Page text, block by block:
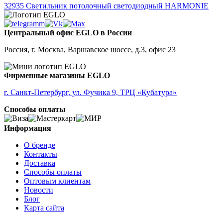
32935 Светильник потолочный светодиодный HARMONIE
Центральный офис EGLO в России
Россия, г. Москва, Варшавское шоссе, д.3, офис 23
Фирменные магазины EGLO
г. Санкт-Петербург, ул. Фучика 9, ТРЦ «Кубатура»
Способы оплаты
Информация
О бренде
Контакты
Доставка
Способы оплаты
Оптовым клиентам
Новости
Блог
Карта сайта